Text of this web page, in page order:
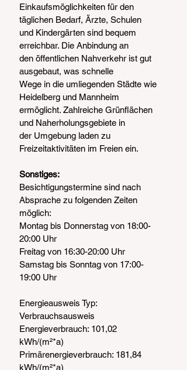
Einkaufsmöglichkeiten für den
täglichen Bedarf, Ärzte, Schulen
und Kindergärten sind bequem
erreichbar. Die Anbindung an
den öffentlichen Nahverkehr ist gut
ausgebaut, was schnelle
Wege in die umliegenden Städte wie
Heidelberg und Mannheim
ermöglicht. Zahlreiche Grünflächen
und Naherholungsgebiete in
der Umgebung laden zu
Freizeitaktivitäten im Freien ein.
Sonstiges:
Besichtigungstermine sind nach
Absprache zu folgenden Zeiten
möglich:
Montag bis Donnerstag von 18:00-
20:00 Uhr
Freitag von 16:30-20:00 Uhr
Samstag bis Sonntag von 17:00-
19:00 Uhr
Energieausweis Typ:
Verbrauchsausweis
Energieverbrauch: 101,02
kWh/(m²*a)
Primärenergieverbrauch: 181,84
kWh/(m²*a)